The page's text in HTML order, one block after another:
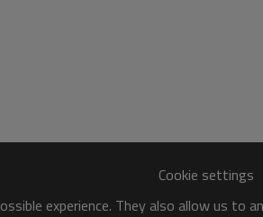
Cookie settings
experience. They also allow us to